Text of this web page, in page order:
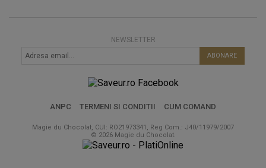
NEWSLETTER
ABONARE
ANPC TERMENI SI CONDITII CUM COMAND
Magie du Chocolat, CUI: RO21973341, Reg Com.: J40/11979/2007
© 2026 Magie du Chocolat.